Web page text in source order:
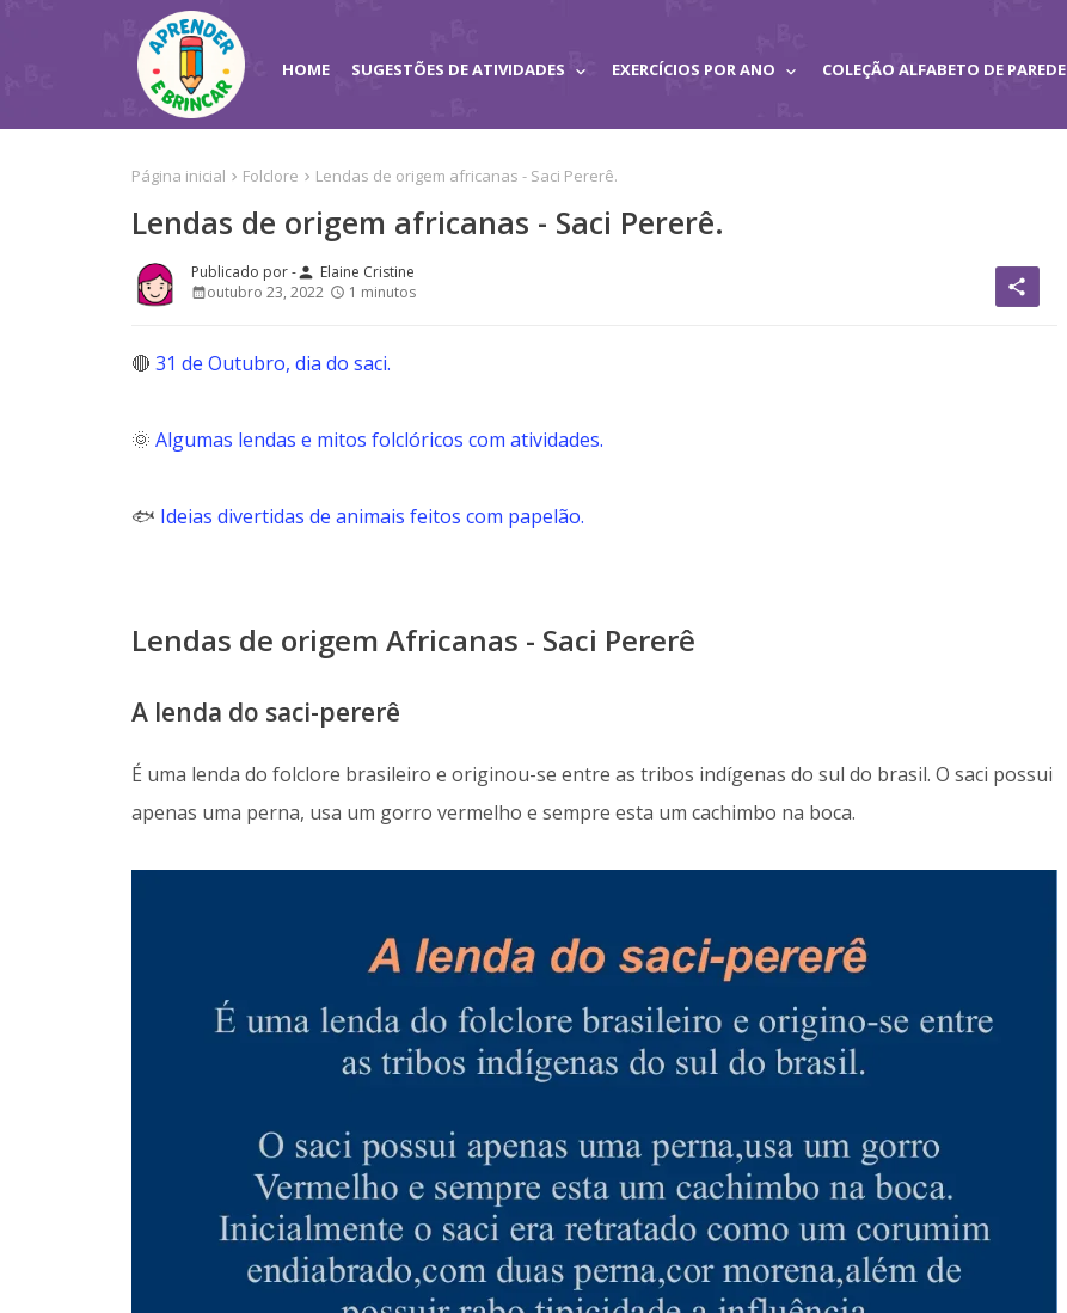
HOME SUGESTÕES DE ATIVIDADES EXERCÍCIOS POR ANO COLEÇÃO ALFABETO DE PAREDE
Página inicial Folclore Lendas de origem africanas - Saci Pererê.
Lendas de origem africanas - Saci Pererê.
person Elaine Cristine
outubro 23, 2022
1 minutos share
🔴 31 de Outubro, dia do saci.
🌞 Algumas lendas e mitos folclóricos com atividades.
🐟 Ideias divertidas de animais feitos com papelão.
Lendas de origem Africanas - Saci Pererê
A lenda do saci-pererê
É uma lenda do folclore brasileiro e originou-se entre as tribos indígenas do sul do brasil. O saci possui
apenas uma perna, usa um gorro vermelho e sempre esta um cachimbo na boca.